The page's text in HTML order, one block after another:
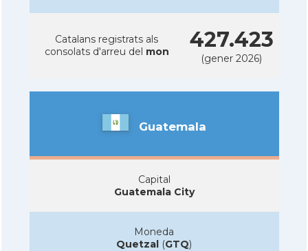
Catalans registrats als
consolats d'arreu del mon 427.423
(gener 2026)
Guatemala
Capital
Guatemala City
Moneda
Quetzal (GTQ)